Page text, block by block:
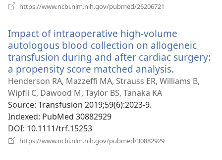
https://www.ncbi.nlm.nih.gov/pubmed/26206721
вікні)
Impact of intraoperative high-volume
autologous blood collection on allogeneic
transfusion during and after cardiac surgery:
a propensity score matched analysis.
у
Henderson RA, Mazzeffi MA, Strauss ER, Williams B,
Wipfli C, Dawood M, Taylor BS, Tanaka KA
Source‎: Transfusion 2019;59(6):2023-9.
Indexed‎: PubMed 30882929
DOI‎: 10.1111/trf.15253
https://www.ncbi.nlm.nih.gov/pubmed/30882929